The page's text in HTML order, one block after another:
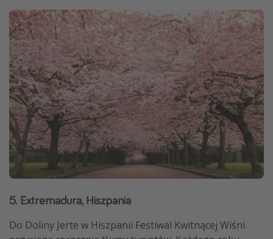
5. Extremadura, Hiszpania
Do Doliny Jerte w Hiszpanii Festiwal Kwitnącej Wiśni